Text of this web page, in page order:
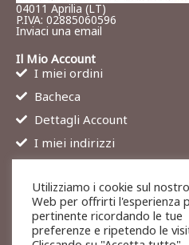
04011 Aprilia (LT)
P.IVA: 02885060596
Inviaci una email
Il Mio Account
I miei ordini
Bacheca
Dettagli Account
I miei indirizzi
Chi siamo
Services
Blog
Utilizziamo i cookie sul
Web per offrirti l'esperienza
pertinente ricordando le tue
preferenze e ripetendo le